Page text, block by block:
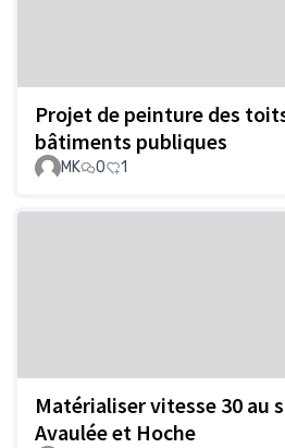
Projet de peinture des
bâtiments publiques
MK 0 1
Matérialiser vitesse 30 au
Avaulée et Hoche